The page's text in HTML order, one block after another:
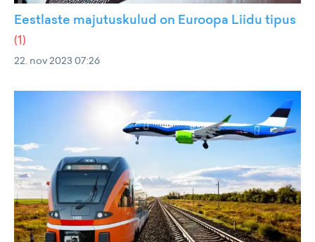
Eestlaste majutuskulud on Euroopa Liidu tipus
(1)
22. nov 2023 07:26